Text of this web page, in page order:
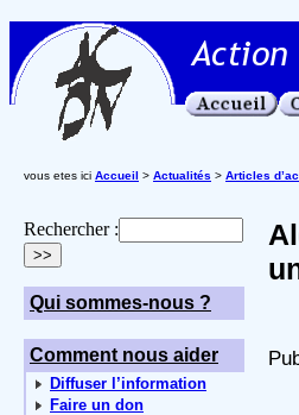
vous etes ici Accueil > Actualités > Articles
Rechercher :
Qui sommes-nous ?
Comment nous aider
Diffuser l’information
Faire un don